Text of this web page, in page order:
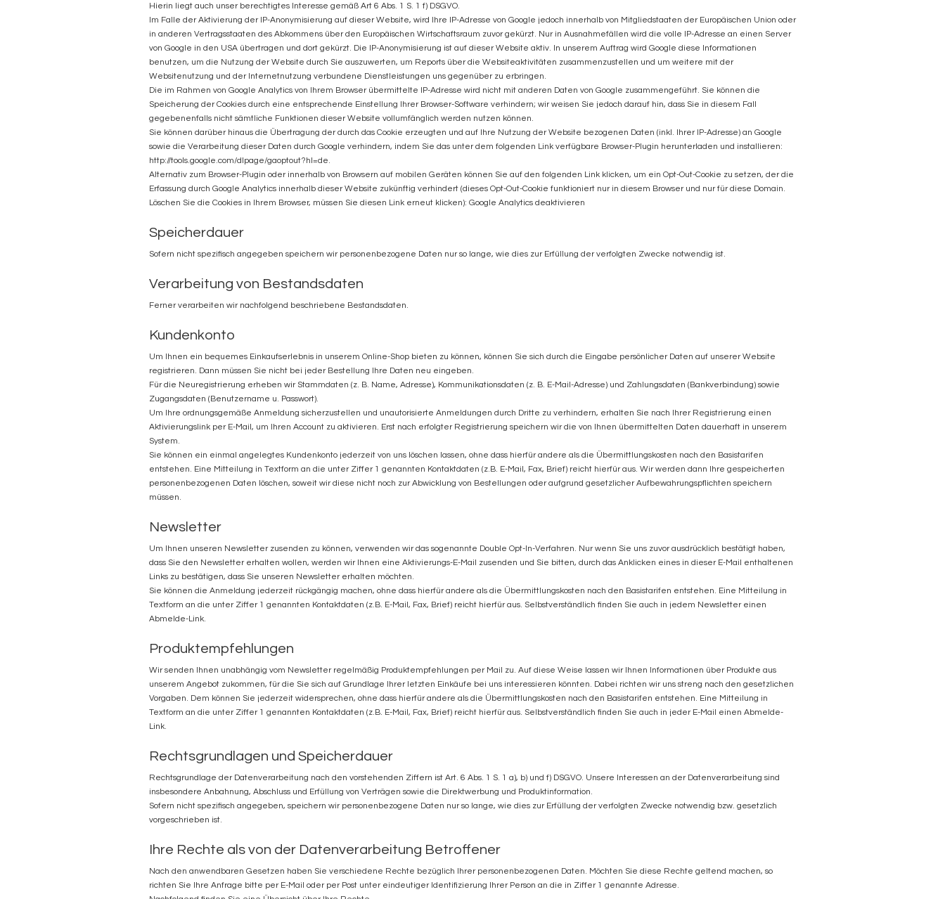
Hierin liegt auch unser berechtigtes Interesse gemäß Art 6 Abs. 1 S. 1 f) DSGVO.
Im Falle der Aktivierung der IP-Anonymisierung auf dieser Website, wird Ihre IP-Adresse von Google jedoch innerhalb von Mitgliedstaaten der Europäischen Union oder
in anderen Vertragsstaaten des Abkommens über den Europäischen Wirtschaftsraum zuvor gekürzt. Nur in Ausnahmefällen wird die volle IP-Adresse an einen Server
von Google in den USA übertragen und dort gekürzt. Die IP-Anonymisierung ist auf dieser Website aktiv. In unserem Auftrag wird Google diese Informationen
benutzen, um die Nutzung der Website durch Sie auszuwerten, um Reports über die Websiteaktivitäten zusammenzustellen und um weitere mit der
Websitenutzung und der Internetnutzung verbundene Dienstleistungen uns gegenüber zu erbringen.
Die im Rahmen von Google Analytics von Ihrem Browser übermittelte IP-Adresse wird nicht mit anderen Daten von Google zusammengeführt. Sie können die
Speicherung der Cookies durch eine entsprechende Einstellung Ihrer Browser-Software verhindern; wir weisen Sie jedoch darauf hin, dass Sie in diesem Fall
gegebenenfalls nicht sämtliche Funktionen dieser Website vollumfänglich werden nutzen können.
Sie können darüber hinaus die Übertragung der durch das Cookie erzeugten und auf Ihre Nutzung der Website bezogenen Daten (inkl. Ihrer IP-Adresse) an Google
sowie die Verarbeitung dieser Daten durch Google verhindern, indem Sie das unter dem folgenden Link verfügbare Browser-Plugin herunterladen und installieren:
http://tools.google.com/dlpage/gaoptout?hl=de.
Alternativ zum Browser-Plugin oder innerhalb von Browsern auf mobilen Geräten können Sie auf den folgenden Link klicken, um ein Opt-Out-Cookie zu setzen, der die
Erfassung durch Google Analytics innerhalb dieser Website zukünftig verhindert (dieses Opt-Out-Cookie funktioniert nur in diesem Browser und nur für diese Domain.
Löschen Sie die Cookies in Ihrem Browser, müssen Sie diesen Link erneut klicken): Google Analytics deaktivieren
Speicherdauer
Sofern nicht spezifisch angegeben speichern wir personenbezogene Daten nur so lange, wie dies zur Erfüllung der verfolgten Zwecke notwendig ist.
Verarbeitung von Bestandsdaten
Ferner verarbeiten wir nachfolgend beschriebene Bestandsdaten.
Kundenkonto
Um Ihnen ein bequemes Einkaufserlebnis in unserem Online-Shop bieten zu können, können Sie sich durch die Eingabe persönlicher Daten auf unserer Website
registrieren. Dann müssen Sie nicht bei jeder Bestellung Ihre Daten neu eingeben.
Für die Neuregistrierung erheben wir Stammdaten (z. B. Name, Adresse), Kommunikationsdaten (z. B. E-Mail-Adresse) und Zahlungsdaten (Bankverbindung) sowie
Zugangsdaten (Benutzername u. Passwort).
Um Ihre ordnungsgemäße Anmeldung sicherzustellen und unautorisierte Anmeldungen durch Dritte zu verhindern, erhalten Sie nach Ihrer Registrierung einen
Aktivierungslink per E-Mail, um Ihren Account zu aktivieren. Erst nach erfolgter Registrierung speichern wir die von Ihnen übermittelten Daten dauerhaft in unserem
System.
Sie können ein einmal angelegtes Kundenkonto jederzeit von uns löschen lassen, ohne dass hierfür andere als die Übermittlungskosten nach den Basistarifen
entstehen. Eine Mitteilung in Textform an die unter Ziffer 1 genannten Kontaktdaten (z.B. E-Mail, Fax, Brief) reicht hierfür aus. Wir werden dann Ihre gespeicherten
personenbezogenen Daten löschen, soweit wir diese nicht noch zur Abwicklung von Bestellungen oder aufgrund gesetzlicher Aufbewahrungspflichten speichern
müssen.
Newsletter
Um Ihnen unseren Newsletter zusenden zu können, verwenden wir das sogenannte Double Opt-In-Verfahren. Nur wenn Sie uns zuvor ausdrücklich bestätigt haben,
dass Sie den Newsletter erhalten wollen, werden wir Ihnen eine Aktivierungs-E-Mail zusenden und Sie bitten, durch das Anklicken eines in dieser E-Mail enthaltenen
Links zu bestätigen, dass Sie unseren Newsletter erhalten möchten.
Sie können die Anmeldung jederzeit rückgängig machen, ohne dass hierfür andere als die Übermittlungskosten nach den Basistarifen entstehen. Eine Mitteilung in
Textform an die unter Ziffer 1 genannten Kontaktdaten (z.B. E-Mail, Fax, Brief) reicht hierfür aus. Selbstverständlich finden Sie auch in jedem Newsletter einen
Abmelde-Link.
Produktempfehlungen
Wir senden Ihnen unabhängig vom Newsletter regelmäßig Produktempfehlungen per Mail zu. Auf diese Weise lassen wir Ihnen Informationen über Produkte aus
unserem Angebot zukommen, für die Sie sich auf Grundlage Ihrer letzten Einkäufe bei uns interessieren könnten. Dabei richten wir uns streng nach den gesetzlichen
Vorgaben. Dem können Sie jederzeit widersprechen, ohne dass hierfür andere als die Übermittlungskosten nach den Basistarifen entstehen. Eine Mitteilung in
Textform an die unter Ziffer 1 genannten Kontaktdaten (z.B. E-Mail, Fax, Brief) reicht hierfür aus. Selbstverständlich finden Sie auch in jeder E-Mail einen Abmelde-
Link.
Rechtsgrundlagen und Speicherdauer
Rechtsgrundlage der Datenverarbeitung nach den vorstehenden Ziffern ist Art. 6 Abs. 1 S. 1 a), b) und f) DSGVO. Unsere Interessen an der Datenverarbeitung sind
insbesondere Anbahnung, Abschluss und Erfüllung von Verträgen sowie die Direktwerbung und Produktinformation.
Sofern nicht spezifisch angegeben, speichern wir personenbezogene Daten nur so lange, wie dies zur Erfüllung der verfolgten Zwecke notwendig bzw. gesetzlich
vorgeschrieben ist.
Ihre Rechte als von der Datenverarbeitung Betroffener
Nach den anwendbaren Gesetzen haben Sie verschiedene Rechte bezüglich Ihrer personenbezogenen Daten. Möchten Sie diese Rechte geltend machen, so
richten Sie Ihre Anfrage bitte per E-Mail oder per Post unter eindeutiger Identifizierung Ihrer Person an die in Ziffer 1 genannte Adresse.